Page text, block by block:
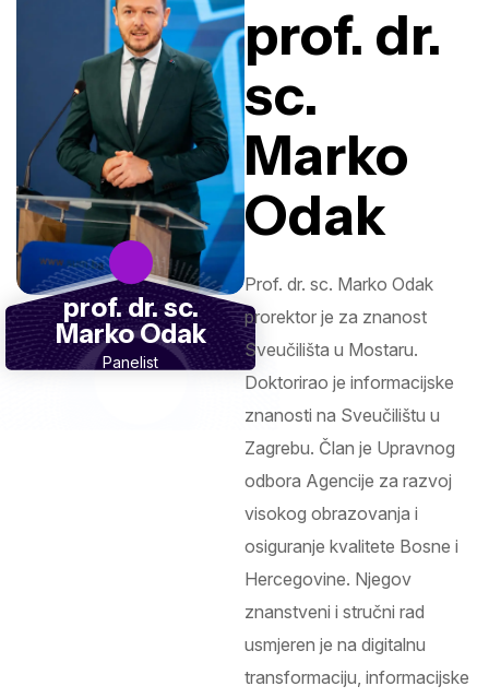
prof. dr. sc.
Marko Odak
Panelist
prof. dr.
sc.
Marko
Odak
Prof. dr. sc. Marko Odak
prorektor je za znanost
Sveučilišta u Mostaru.
Doktorirao je informacijske
znanosti na Sveučilištu u
Zagrebu. Član je Upravnog
odbora Agencije za razvoj
visokog obrazovanja i
osiguranje kvalitete Bosne i
Hercegovine. Njegov
znanstveni i stručni rad
usmjeren je na digitalnu
transformaciju, informacijske